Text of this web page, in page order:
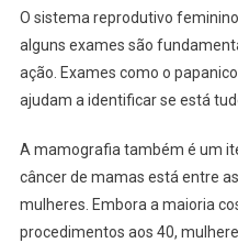
O sistema reprodutivo
alguns exames são
ação. Exames como o
ajudam a identificar se está
A mamografia também é um
câncer de mamas está entre
mulheres. Embora a maioria
procedimentos aos 40,